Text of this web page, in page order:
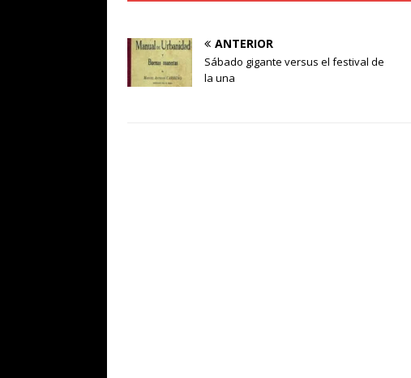
ANTERIOR
Sábado gigante versus el festival de
la una